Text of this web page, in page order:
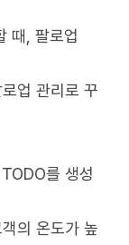
때, 팔로업
업 관리로 꾸
를 생성
의 온도가 높